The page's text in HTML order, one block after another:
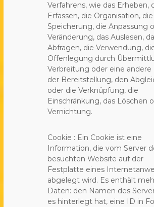
Verfahrens, wie das Erheben,
Erfassen, die Organisation, die
Speicherung, die Anpassung
Veränderung, das Auslesen,
Abfragen, die Verwendung,
Offenlegung durch
Verbreitung oder eine andere
der Bereitstellung, den
oder die Verknüpfung, die
Einschränkung, das Löschen
Vernichtung.
Cookie : Ein Cookie ist eine
Information, die vom Server
besuchten Website auf der
Festplatte eines
abgelegt wird. Es enthält
Daten: den Namen des
es hinterlegt hat, eine ID in